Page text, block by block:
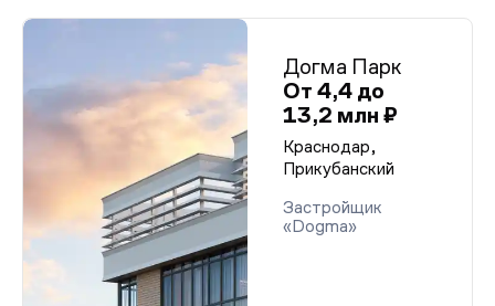
Догма Парк
От 4,4 до
13,2 млн ₽
Краснодар,
Прикубанский
Застройщик
«Dogma»